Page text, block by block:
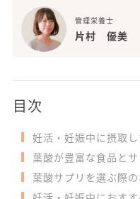
管理栄養士
片村 優美
目次
妊活・妊娠中に摂取
葉酸が豊富な食品と
葉酸サプリを選ぶ際